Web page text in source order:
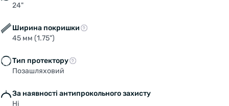
24"
Ширина покришки
45 мм (1.75")
Тип протектору
Позашляховий
За наявності антипрокольного захисту
Ні